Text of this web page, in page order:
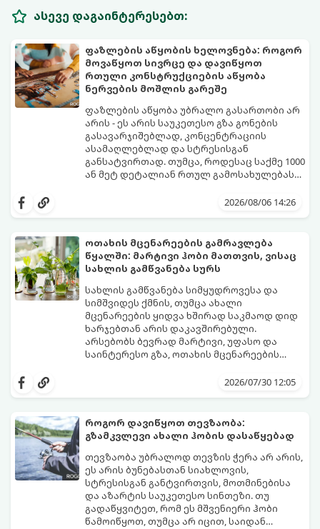
ასევე დაგაინტერესებთ:
ფაზლების აწყობის ხელოვნება: როგორ
მოვაწყოთ სივრცე და დავიწყოთ
რთული კონსტრუქციების აწყობა
ნერვების მოშლის გარეშე
ფაზლების აწყობა უბრალო გასართობი არ
არის - ეს არის საუკეთესო გზა გონების
გასავარჯიშებლად, კონცენტრაციის
ასამაღლებლად და სტრესისგან
განსატვირთად. თუმცა, როდესაც საქმე 1000
ან მეტ დეტალიან რთულ გამოსახულებას
გაჭიმულ და ნერვებისმომშლელ პროცესად
სიამოვნება მოგიტანოთ, გთავაზობთ
2026/08/06 14:26
ოთახის მცენარეების გამრავლება
წყალში: მარტივი ჰობი მათთვის, ვისაც
სახლის გამწვანება სურს
სახლის გამწვანება სიმყუდროვესა და
სიმშვიდეს ქმნის, თუმცა ახალი
მცენარეების ყიდვა ხშირად საკმაოდ დიდ
ხარჯებთან არის დაკავშირებული.
არსებობს ბევრად მარტივი, უფასო და
საინტერესო გზა, ოთახის მცენარეების
მებაღეებისთვისაც კი, რადგან პროცესი
როგორ იზრდება ახალი ფესვები
ყოველდღიურად.
2026/07/30 12:05
როგორ დავიწყოთ თევზაობა:
გზამკვლევი ახალი ჰობის დასაწყებად
თევზაობა უბრალოდ თევზის ჭერა არ არის,
ეს არის ბუნებასთან სიახლოვის,
სტრესისგან განტვირთვის, მოთმინებისა
და აზარტის საუკეთესო სინთეზი. თუ
გადაწყვიტეთ, რომ ეს მშვენიერი ჰობი
წამოიწყოთ, თუმცა არ იცით, საიდან